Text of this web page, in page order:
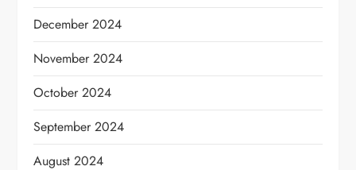
December 2024
November 2024
October 2024
September 2024
August 2024